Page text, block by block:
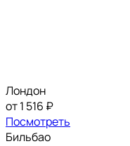
Лондон
от 1 516 ₽
Посмотреть
Бильбао